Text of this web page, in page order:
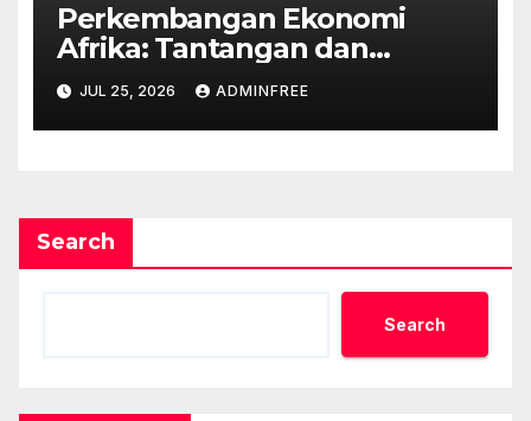
Perkembangan Ekonomi
Afrika: Tantangan dan
Peluang
JUL 25, 2026 ADMINFREE
Search
Search